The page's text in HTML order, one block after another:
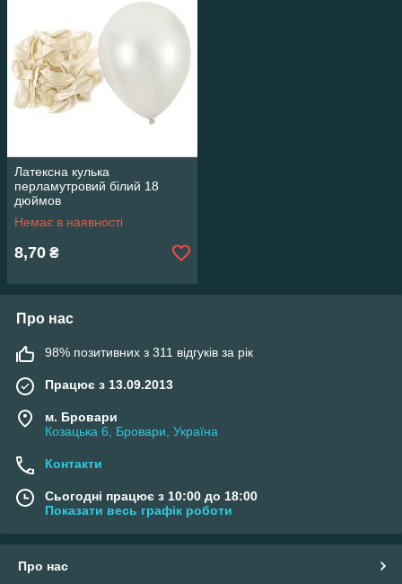
Латексна кулька
перламутровий білий 18
дюймов
Немає в наявності
8,70 ₴
Про нас
98% позитивних з 311 відгуків за рік
Працює з 13.09.2013
м. Бровари
Козацька 6, Бровари, Україна
Контакти
Сьогодні працює з 10:00 до 18:00
Показати весь графік роботи
Про нас